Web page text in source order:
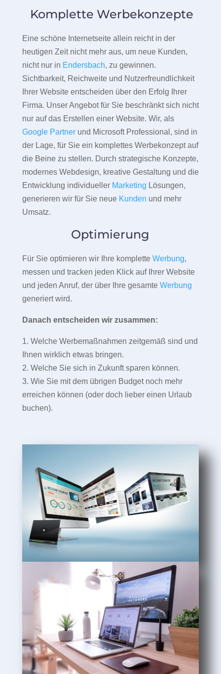
Komplette Werbekonzepte
Eine schöne Internetseite allein reicht in der
heutigen Zeit nicht mehr aus, um neue Kunden,
nicht nur in Endersbach, zu gewinnen.
Sichtbarkeit, Reichweite und Nutzerfreundlichkeit
Ihrer Website entscheiden über den Erfolg Ihrer
Firma. Unser Angebot für Sie beschränkt sich nicht
nur auf das Erstellen einer Website. Wir, als
Google Partnerund Microsoft Professional, sind in
der Lage, für Sie ein komplettes Werbekonzept auf
die Beine zu stellen. Durch strategische Konzepte,
modernes Webdesign, kreative Gestaltung und die
Entwicklung individueller Marketing Lösungen,
generieren wir für Sie neue Kunden und mehr
Umsatz.
Optimierung
Für Sie optimieren wir Ihre komplette Werbung,
messen und tracken jeden Klick auf Ihrer Website
und jeden Anruf, der über Ihre gesamte Werbung
generiert wird.
Danach entscheiden wir zusammen:
1. Welche Werbemaßnahmen zeitgemäß sind und
Ihnen wirklich etwas bringen.
2. Welche Sie sich in Zukunft sparen können.
3. Wie Sie mit dem übrigen Budget noch mehr
erreichen können (oder doch lieber einen Urlaub
buchen).